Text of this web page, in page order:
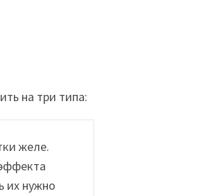
на три типа:
желе.
их нужно